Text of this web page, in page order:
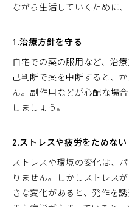
ながら生活していくために
1.治療方針を守る
自宅での薬の服用など、治
己判断で薬を中断すると、
ん。副作用などが心配な場
しましょう。
2.ストレスや疲労をためない
ストレスや環境の変化は、
りません。しかしストレス
きな変化があると、発作を